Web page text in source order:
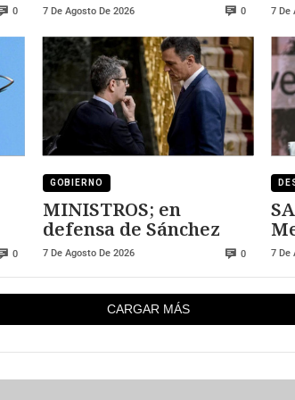
0 DUREZA
7 De Agosto De 2026 0 7 De
0
GOBIERNO
MINISTROS; en
defensa de Sánchez
7 De Agosto De 2026 0 7 De
CARGAR MÁS